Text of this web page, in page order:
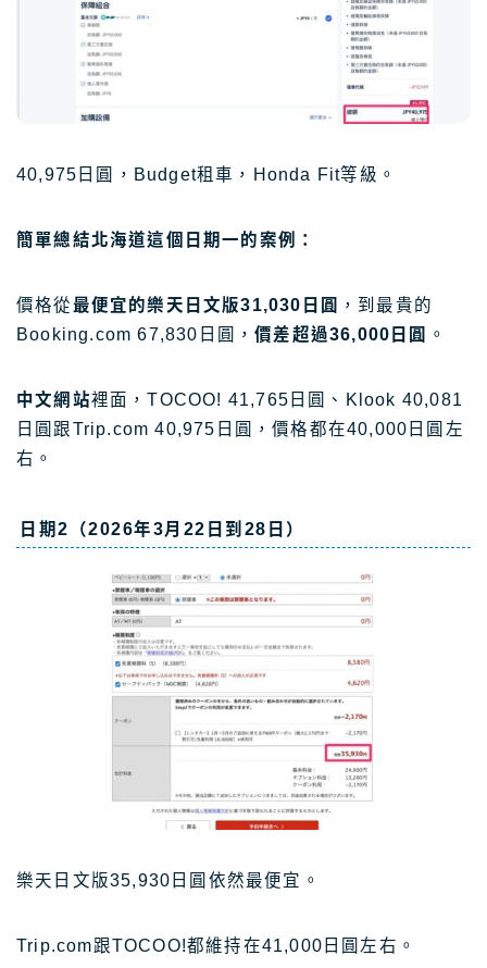
40,975日圓，Budget租車，Honda Fit等級。
簡單總結北海道這個日期一的案例：
價格從最便宜的樂天日文版31,030日圓 ，到最貴的
Booking.com 67,830日圓，價差超過36,000日圓 。
中文網站裡面，TOCOO! 41,765日圓、Klook 40,081
日圓跟Trip.com 40,975日圓，價格都在40,000日圓左
右。
日期2（2026年3月22日到28日）
樂天日文版35,930日圓依然最便宜。
Trip.com跟TOCOO!都維持在41,000日圓左右。